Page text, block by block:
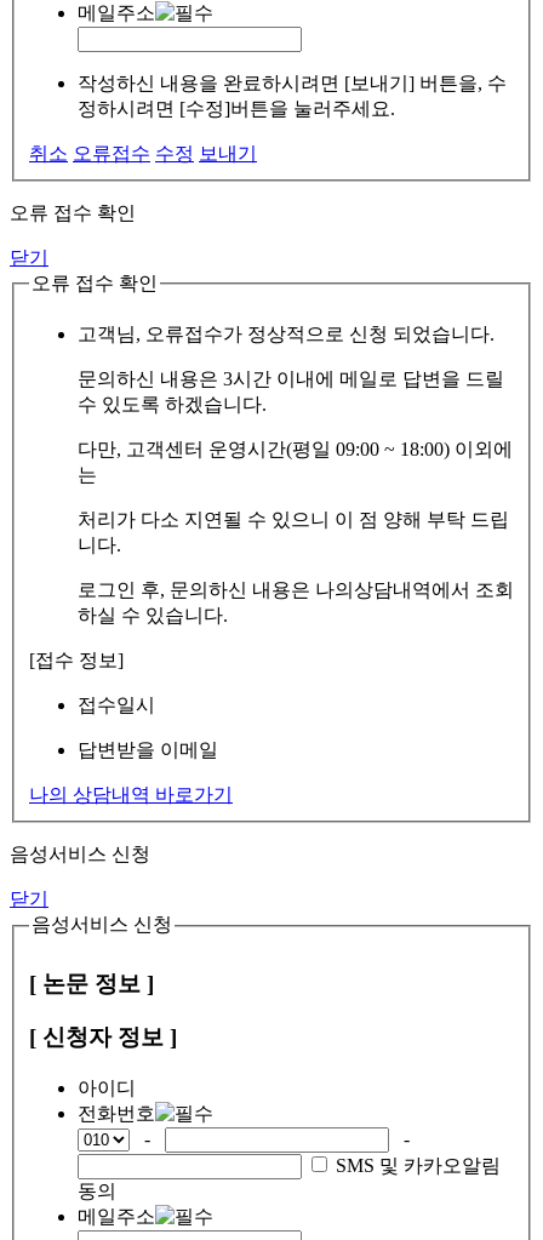
메일주소
작성하신 내용을 완료하시려면 [보내기] 버튼을, 수
정하시려면 [수정]버튼을 눌러주세요.
취소 오류접수 수정 보내기
오류 접수 확인
닫기
오류 접수 확인
고객님, 오류접수가 정상적으로 신청 되었습니다.
문의하신 내용은 3시간 이내에 메일로 답변을 드릴
수 있도록 하겠습니다.
다만, 고객센터 운영시간(평일 09:00 ~ 18:00) 이외에
는
처리가 다소 지연될 수 있으니 이 점 양해 부탁 드립
니다.
로그인 후, 문의하신 내용은 나의상담내역에서 조회
하실 수 있습니다.
[접수 정보]
접수일시
답변받을 이메일
나의 상담내역 바로가기
음성서비스 신청
닫기
음성서비스 신청
[ 논문 정보 ]
[ 신청자 정보 ]
아이디
전화번호
-
-
SMS 및 카카오알림
동의
메일주소